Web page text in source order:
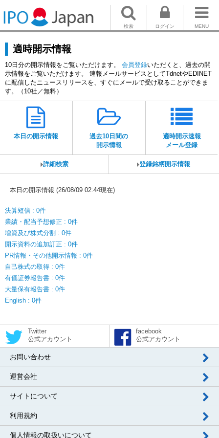
MENU
ログイン
検索
適時開示情報
10日分の開示情報をご覧いただけます。 会員登録いただくと、過去の開
示情報をご覧いただけます。 速報メールサービスとしてTdnetやEDINET
に配信したニュースリリースを、すぐにメールで受け取ることができま
す。（10社／無料）
本日の開示情報
過去10日間の
開示情報
適時開示速報
メール登録
詳細検索 登録銘柄開示情報
本日の開示情報 (26/08/09 02:44現在)
決算短信 : 0件
業績・配当予想修正 : 0件
増資及び株式分割 : 0件
開示資料の追加訂正 : 0件
PR情報・その他開示情報 : 0件
自己株式の取得 : 0件
有価証券報告書 : 0件
大量保有報告書 : 0件
English : 0件
Twitter
公式アカウント
facebook
公式アカウント
お問い合わせ
運営会社
サイトについて
利用規約
個人情報の取扱いについて